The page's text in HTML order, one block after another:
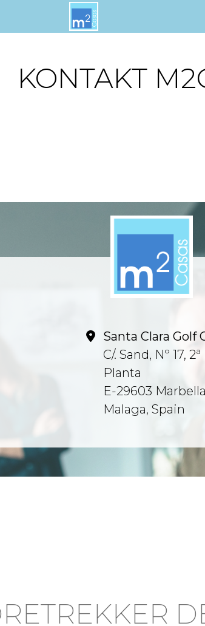
KONTAKT
Santa Clara Golf
C/. Sand, Nº 17, 2ª
Planta
E-29603 Marbella
Malaga, Spain